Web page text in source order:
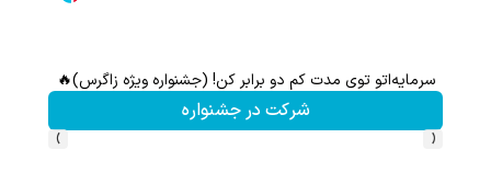
سرمایه‌اتو توی مدت کم دو برابر کن! (جشنواره ویژه زاگرس)🔥
شرکت در جشنواره
‹
›